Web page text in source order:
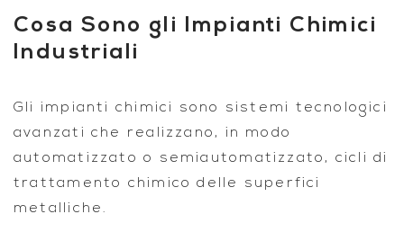
Cosa Sono gli Impianti Chimici
Industriali
Gli impianti chimici
sono sistemi tecnologici
avanzati che realizzano, in modo
automatizzato o semiautomatizzato, cicli di
trattamento chimico delle superfici
metalliche.